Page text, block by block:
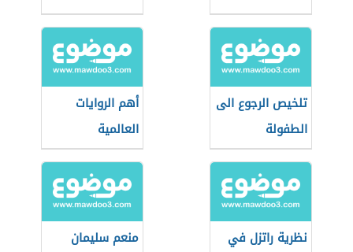
تلخيص الرجوع الى
الطفولة
أهم الروايات
العالمية
نظرية راتزل في
منعم سليمان